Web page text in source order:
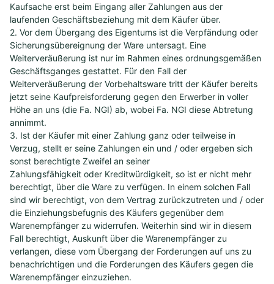
Kaufsache erst beim Eingang aller Zahlungen aus der
laufenden Geschäftsbeziehung mit dem Käufer über.
2. Vor dem Übergang des Eigentums ist die Verpfändung oder
Sicherungsübereignung der Ware untersagt. Eine
Weiterveräußerung ist nur im Rahmen eines ordnungsgemäßen
Geschäftsganges gestattet. Für den Fall der
Weiterveräußerung der Vorbehaltsware tritt der Käufer bereits
jetzt seine Kaufpreisforderung gegen den Erwerber in voller
Höhe an uns (die Fa. NGI) ab, wobei Fa. NGI diese Abtretung
annimmt.
3. Ist der Käufer mit einer Zahlung ganz oder teilweise in
Verzug, stellt er seine Zahlungen ein und / oder ergeben sich
sonst berechtigte Zweifel an seiner
Zahlungsfähigkeit oder Kreditwürdigkeit, so ist er nicht mehr
berechtigt, über die Ware zu verfügen. In einem solchen Fall
sind wir berechtigt, von dem Vertrag zurückzutreten und / oder
die Einziehungsbefugnis des Käufers gegenüber dem
Warenempfänger zu widerrufen. Weiterhin sind wir in diesem
Fall berechtigt, Auskunft über die Warenempfänger zu
verlangen, diese vom Übergang der Forderungen auf uns zu
benachrichtigen und die Forderungen des Käufers gegen die
Warenempfänger einzuziehen.